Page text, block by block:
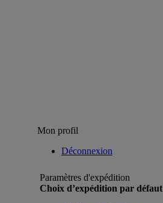
Mon profil
Déconnexion
Paramètres d'expédition
Choix d’expédition par défaut